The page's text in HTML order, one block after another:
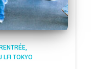
RENTRÉE
LFI TOKYO